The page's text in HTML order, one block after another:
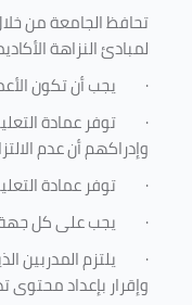
تحافظ الجامعة من
لمبادئ النزاهة
· يجب أن تكون
· توفر عمادة
وإدراكهم أن عدم
· توفر عمادة
· يجب على كل جهة
· يلتزم المدربين
وإقرار بإعداد محتوى